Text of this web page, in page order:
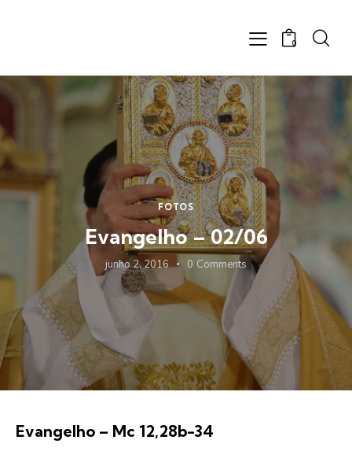
0
FOTOS
Evangelho – 02/06
junho 2, 2016 0 Comments
Evangelho – Mc 12,28b-34